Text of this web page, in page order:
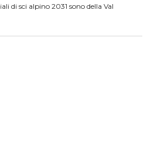
di sci alpino 2031 sono della Val